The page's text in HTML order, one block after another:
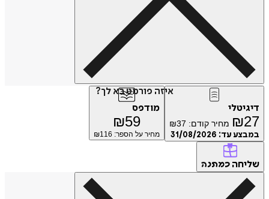
איזה פורמט בא לך?
דיגיטלי
₪27 מחיר קודם: ₪37
במבצע עד: 31/08/2026
מודפס
₪59
מחיר על הספר: ₪ 116
שליחה כמתנה